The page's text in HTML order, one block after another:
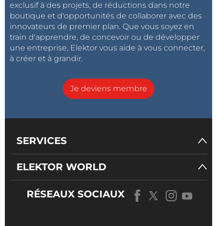
exclusif à des projets, de réductions dans notre
boutique et d'opportunités de collaborer avec des
innovateurs de premier plan. Que vous soyez en
train d'apprendre, de concevoir ou de développer
une entreprise, Elektor vous aide à vous connecter,
à créer et à grandir.
Je deviens membre
SERVICES
ELEKTOR WORLD
RÉSEAUX SOCIAUX